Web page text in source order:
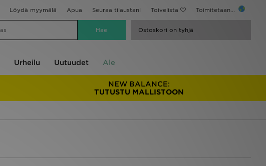
Löydä myymälä Apua Seuraa tilaustani Toivelista Toimitetaan...
Ostoskori on tyhjä
Urheilu Uutuudet Ale
NEW BALANCE:
TUTUSTU MALLISTOON